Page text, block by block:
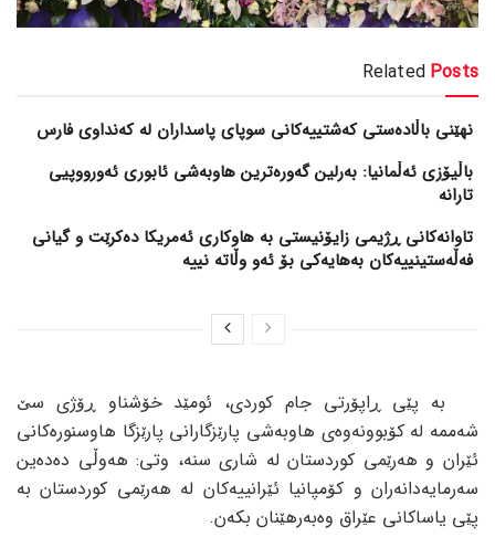
Related Posts
نهێنی باڵادەستی کەشتییەکانی سوپای پاسداران لە کەنداوی فارس
باڵیۆزی ئەڵمانیا: بەرلین گەورەترین هاوبەشی ئابوری ئەورووپیی
تارانە
تاوانەکانی ڕژیمی زایۆنیستی بە هاوکاری ئەمریکا دەکرێت و گیانی
فەڵەستینییەکان بەهایەکی بۆ ئەو وڵاتە نییە
بە پێی ڕاپۆرتی جام کوردی، ئومێد خۆشناو ڕۆژی سێ
شەممە لە کۆبوونەوەی هاوبەشی پارێزگارانی پارێزگا هاوسنورەکانی
ئێران و هەرێمی کوردستان لە شاری سنە، وتی: هەوڵی دەدەین
سەرمایەدانەران و کۆمپانیا ئێرانییەکان لە هەرێمی کوردستان بە
پێی یاساکانی عێراق وەبەرهێنان بکەن.